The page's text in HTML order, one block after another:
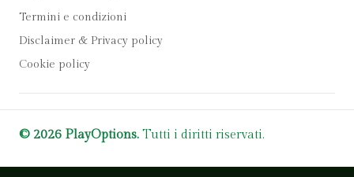
Termini e condizioni
Disclaimer & Privacy policy
Cookie policy
© 2026 PlayOptions. Tutti i diritti riservati.